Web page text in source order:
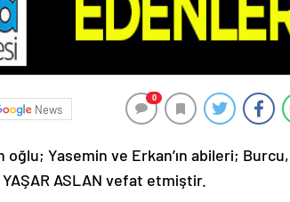
News
0
oğlu; Yasemin ve Erkan’ın abileri;
ASLAN vefat etmiştir.